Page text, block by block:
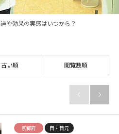
や効果の実感はいつから？
古い順 閲覧数順
 
京都府 目・目元